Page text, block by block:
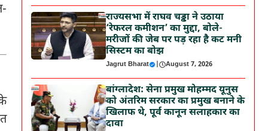
राज्यसभा में राघव चड्ढा ने उठाया
‘रेफरल कमीशन’ का मुद्दा, बोले-
मरीजों की जेब पर पड़ रहा है कट मनी
सिस्टम का बोझ
Jagrut Bharat | August 7, 2026
बांग्लादेश: सेना प्रमुख मोहम्मद यूनुस
को अंतरिम सरकार का प्रमुख बनाने के
खिलाफ थे, पूर्व कानून सलाहकार का
दावा